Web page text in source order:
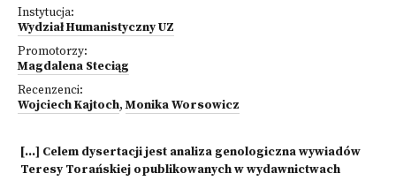
Instytucja:
Wydział Humanistyczny UZ
Promotorzy:
Magdalena Steciąg
Recenzenci:
Wojciech Kajtoch,Monika Worsowicz
[...] Celem dysertacji jest analiza genologiczna wywiadów
Teresy Torańskiej opublikowanych w wydawnictwach